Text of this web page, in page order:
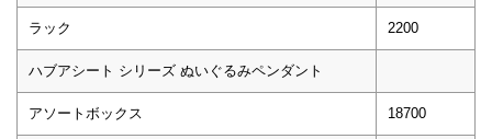
ラック 2200
ハブアシート シリーズ ぬいぐるみペンダント
アソートボックス 18700